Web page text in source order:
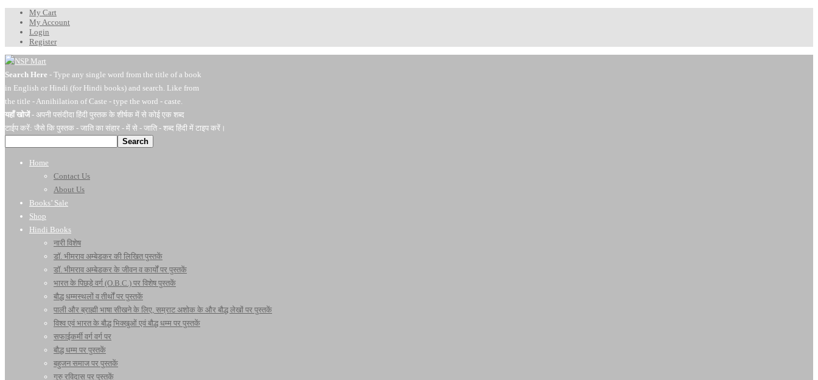
My Cart
My Account
Login
Register
Search Here - Type any single word from the title of a book
in English or Hindi (for Hindi books) and search. Like from
the title - Annihilation of Caste - type the word - caste.
यहाँ खोजें- अपनी पसंदीदा हिंदी पुस्तक के शीर्षक में से कोई एक शब्द
टाईप करें: जैसे कि पुस्तक - जाति का संहार - में से - जाति - शब्द हिंदी में टाइप करें।
Search
Home
Contact Us
About Us
Books’ Sale
Shop
Hindi Books
नारी विशेष
डॉ. भीमराव अम्बेडकर की लिखित पुस्तकें
डॉ. भीमराव अम्बेडकर के जीवन व कार्यों पर पुस्तकें
भारत के पिछड़े वर्ग (O.B.C.) पर विशेष पुस्तकें
बौद्ध धम्मस्थलों व तीर्थों पर पुस्तकें
पाली और ब्राह्मी भाषा सीखने के लिए, सम्राट अशोक के और बौद्ध लेखों पर पुस्तकें
विश्व एवं भारत के बौद्ध भिक्खुओं एवं बौद्ध धम्म पर पुस्तकें
सफाईकर्मी वर्ग वर्ग पर
बौद्ध धम्म पर पुस्तकें
बहुजन समाज पर पुस्तकें
गुरु रविदास पर पुस्तकें